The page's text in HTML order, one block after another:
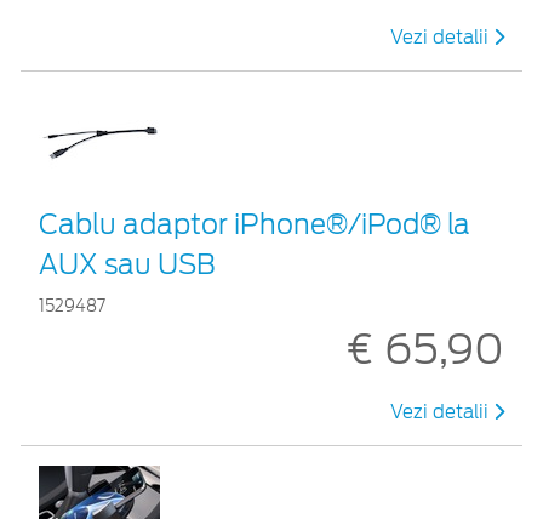
Vezi detalii
Cablu adaptor iPhone®/iPod® la
AUX sau USB
1529487
€ 65,90
Vezi detalii